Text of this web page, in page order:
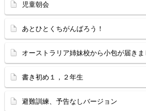
児童朝会
あとひとくちがんばろう！
オーストラリア姉妹校から小包が届きま
書き初め１，２年生
避難訓練、予告なしバージョン